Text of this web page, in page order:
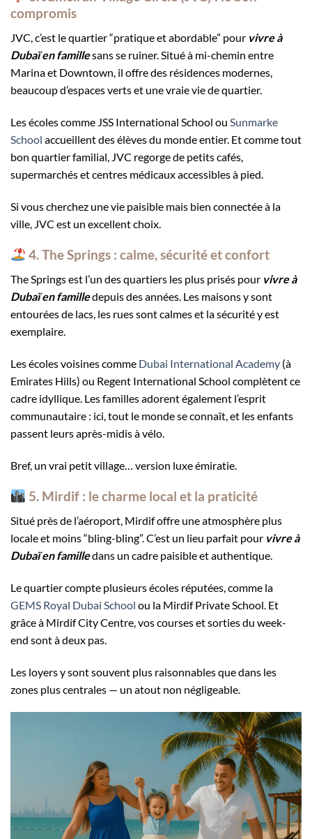
compromis
JVC, c’est le quartier “pratique et abordable” pour vivre à
Dubaï en famillesans se ruiner. Situé à mi-chemin entre
Marina et Downtown, il offre des résidences modernes,
beaucoup d’espaces verts et une vraie vie de quartier.
Les écoles comme JSS International School ou Sunmarke
School accueillent des élèves du monde entier. Et comme tout
bon quartier familial, JVC regorge de petits cafés,
supermarchés et centres médicaux accessibles à pied.
Si vous cherchez une vie paisible mais bien connectée à la
ville, JVC est un excellent choix.
4. The Springs : calme, sécurité et confort
The Springs est l’un des quartiers les plus prisés pour vivre à
Dubaï en familledepuis des années. Les maisons y sont
entourées de lacs, les rues sont calmes et la sécurité y est
exemplaire.
Les écoles voisines comme Dubai International Academy (à
Emirates Hills) ou Regent International School complètent ce
cadre idyllique. Les familles adorent également l’esprit
communautaire : ici, tout le monde se connaît, et les enfants
passent leurs après-midis à vélo.
Bref, un vrai petit village… version luxe émiratie.
5. Mirdif : le charme local et la praticité
Situé près de l’aéroport, Mirdif offre une atmosphère plus
locale et moins “bling-bling”. C’est un lieu parfait pour vivre à
Dubaï en familledans un cadre paisible et authentique.
Le quartier compte plusieurs écoles réputées, comme la
GEMS Royal Dubai School ou la Mirdif Private School. Et
grâce à Mirdif City Centre, vos courses et sorties du week-
end sont à deux pas.
Les loyers y sont souvent plus raisonnables que dans les
zones plus centrales — un atout non négligeable.